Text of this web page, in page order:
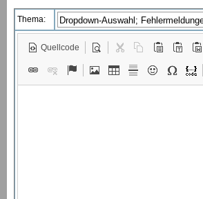
Thema:
Quellcode